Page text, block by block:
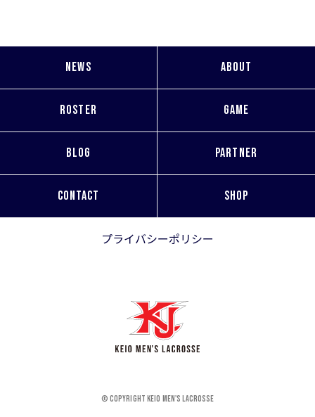
NEWS ABOUT
ROSTER GAME
BLOG PARTNER
CONTACT SHOP
プライバシーポリシー
© Copyright KEIO MEN'S LACROSSE